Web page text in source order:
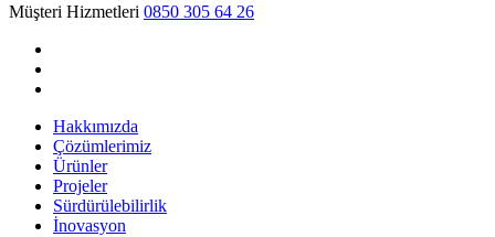
Müşteri Hizmetleri 0850 305 64 26
Hakkımızda
Çözümlerimiz
Ürünler
Projeler
Sürdürülebilirlik
İnovasyon